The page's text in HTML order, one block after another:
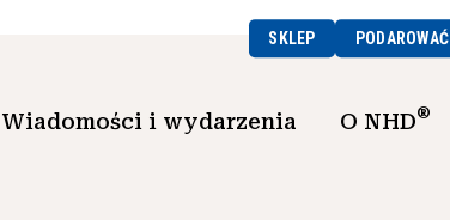
SKLEP PODAROWAĆ
Wiadomości i wydarzenia O NHD®